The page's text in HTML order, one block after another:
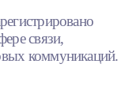
связи,
коммуникаций.